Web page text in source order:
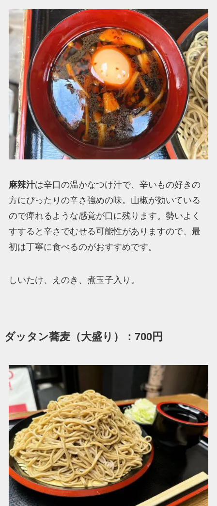
麻辣汁は辛口の温かなつけ汁で、辛いもの好きの
方にぴったりの辛さ強めの味。山椒が効いている
ので痺れるような感覚が口に残ります。勢いよく
すすると辛さでむせる可能性がありますので、最
初は丁寧に食べるのがおすすめです。
しいたけ、えのき、煮玉子入り。
ダッタン蕎麦（大盛り）：700円